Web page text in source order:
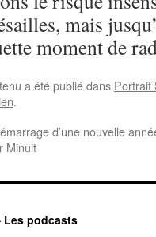
mais
moment de
a été publié dans Portrait
.
d’une nouvelle
Minuit
Les podcasts